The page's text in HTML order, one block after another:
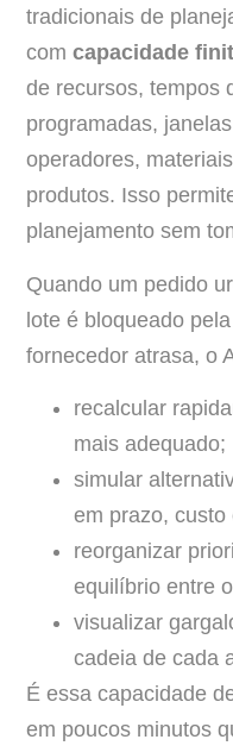
tradicionais de
com capacidade
de recursos, tempos
programadas,
operadores,
produtos. Isso
planejamento sem
Quando um pedido
lote é bloqueado
fornecedor atrasa, o
recalcular
mais adequado;
simular
em prazo, custo
reorganizar
equilíbrio entre
visualizar
cadeia de cada
É essa capacidade
em poucos minutos